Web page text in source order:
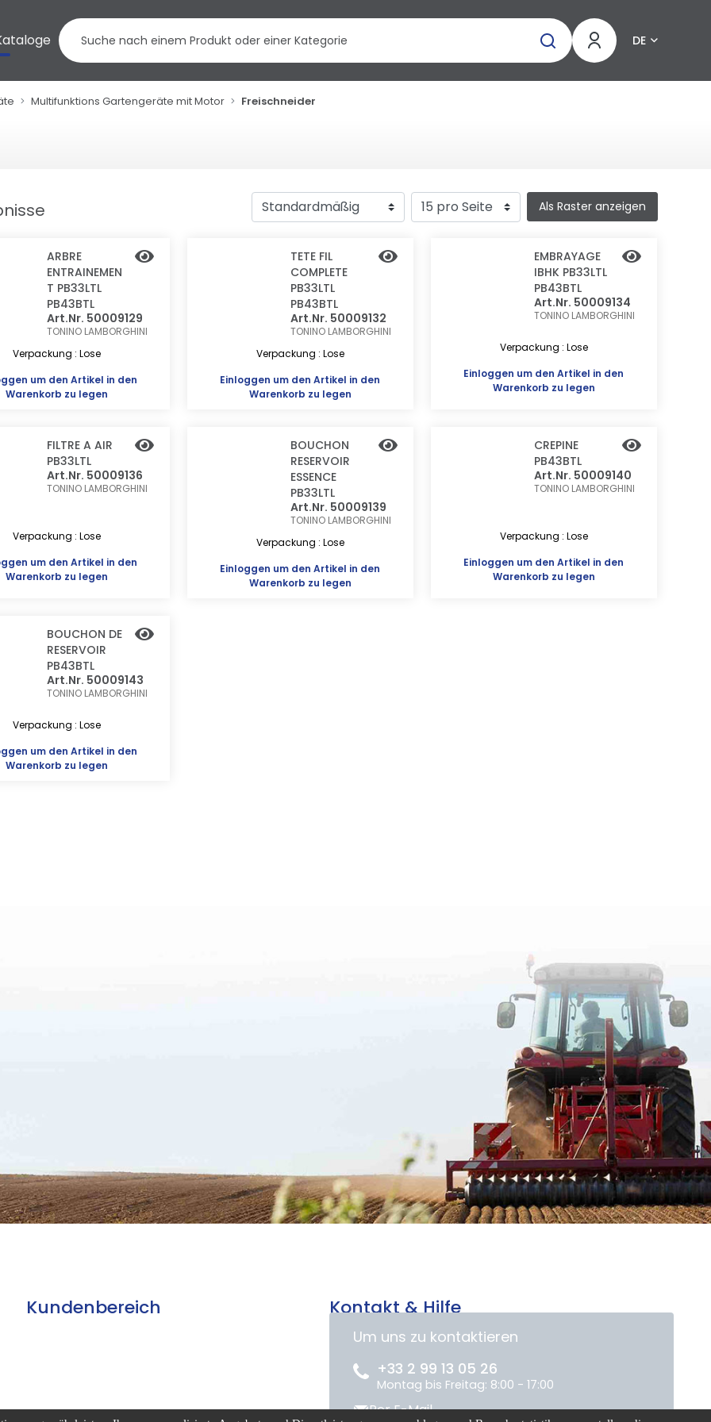
DE
Multifunktions Gartengeräte mit Motor Freischneider
Als Raster anzeigen
ARBRE
ENTRAINEMEN
T PB33LTL
PB43BTL
Art.Nr. 50009129
TONINO LAMBORGHINI
Verpackung : Lose
um den Artikel in den
Warenkorb zu legen
TETE FIL
COMPLETE
PB33LTL
PB43BTL
Art.Nr. 50009132
TONINO LAMBORGHINI
Verpackung : Lose
Einloggen um den Artikel in den
Warenkorb zu legen
EMBRAYAGE
IBHK PB33LTL
PB43BTL
Art.Nr. 50009134
TONINO LAMBORGHINI
Verpackung : Lose
Einloggen um den Artikel in den
Warenkorb zu legen
FILTRE A AIR
PB33LTL
Art.Nr. 50009136
TONINO LAMBORGHINI
Verpackung : Lose
um den Artikel in den
Warenkorb zu legen
BOUCHON
RESERVOIR
ESSENCE
PB33LTL
Art.Nr. 50009139
TONINO LAMBORGHINI
Verpackung : Lose
Einloggen um den Artikel in den
Warenkorb zu legen
CREPINE
PB43BTL
Art.Nr. 50009140
TONINO LAMBORGHINI
Verpackung : Lose
Einloggen um den Artikel in den
Warenkorb zu legen
BOUCHON DE
RESERVOIR
PB43BTL
Art.Nr. 50009143
TONINO LAMBORGHINI
Verpackung : Lose
um den Artikel in den
Warenkorb zu legen
Kundenbereich Kontakt & Hilfe
Um uns zu kontaktieren
+33 2 99 13 05 26
Montag bis Freitag: 8:00 - 17:00
Per E-Mail